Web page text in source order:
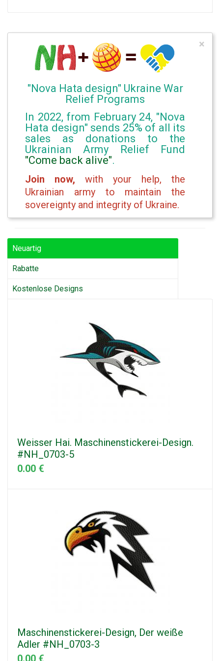
"Nova Hata design" Ukraine War
Relief Programs
In 2022, from February 24, "Nova
Hata design" sends 25% of all its
sales as donations to the
Ukrainian Army Relief Fund
"Come back alive".
Join now, with your help, the
Ukrainian army to maintain the
sovereignty and integrity of Ukraine.
×
Neuartig
Rabatte
Kostenlose Designs
Weisser Hai. Maschinenstickerei-Design.
#NH_0703-5
0.00 €
Maschinenstickerei-Design, Der weiße
Adler #NH_0703-3
0.00 €